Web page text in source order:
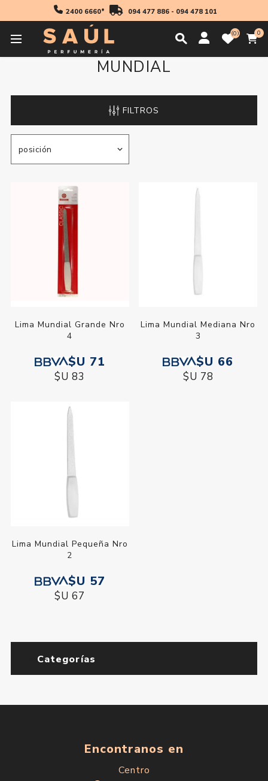
2400 6660* 094 477 886- 094 478 101
0 0
MUNDIAL
FILTROS
Lima Mundial Grande Nro
4
$U 71
$U 83
Lima Mundial Mediana Nro
3
$U 66
$U 78
Lima Mundial Pequeña Nro
2
$U 57
$U 67
Categorías
Encontranos en
Centro